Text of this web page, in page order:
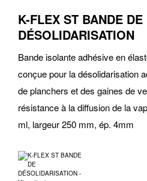
K-FLEX ST BANDE DE
DÉSOLIDARISATION
Bande isolante adhésive en
conçue pour la désolidarisation
de planchers et des gaines de
résistance à la diffusion de la
ml, largeur 250 mm, ép. 4mm